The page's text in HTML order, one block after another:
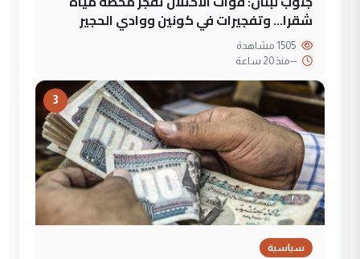
شقرا… وتفجيرات في كونين ووادي الحجير
--منذ 20 ساعة
3
سياسية